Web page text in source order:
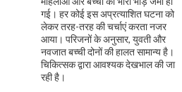
गई। हर कोई इस अप्रत्याशित घटना को
लेकर तरह-तरह की चर्चाएं करता नजर
आया। परिजनों के अनुसार, युवती और
नवजात बच्ची दोनों की हालत सामान्य है।
चिकित्सक द्वारा आवश्यक देखभाल की जा
रही है।